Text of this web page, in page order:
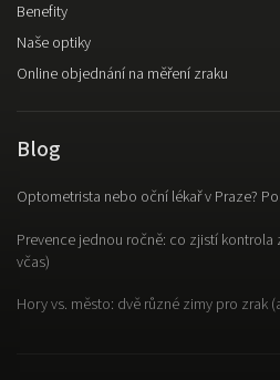
Benefity
Naše optiky
Online objednání na měření zraku
Blog
Optometrista nebo oční lékař v Praze?
Prevence jednou ročně: co zjistí kontrola
včas)
Hory vs. město: dvě různé zimy pro zrak